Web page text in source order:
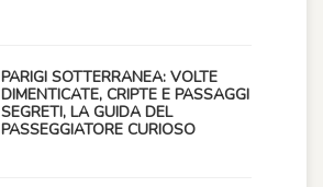
PARIGI SOTTERRANEA: VOLTE
DIMENTICATE, CRIPTE E PASSAGGI
SEGRETI, LA GUIDA DEL
PASSEGGIATORE CURIOSO